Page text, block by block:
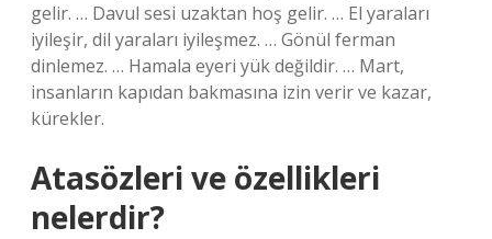
gelir. … Davul sesi uzaktan hoş gelir. … El yaraları
iyileşir, dil yaraları iyileşmez. … Gönül ferman
dinlemez. … Hamala eyeri yük değildir. … Mart,
insanların kapıdan bakmasına izin verir ve kazar,
kürekler.
Atasözleri ve özellikleri
nelerdir?